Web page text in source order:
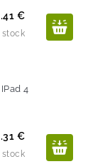
Prix
€
stock
4
Prix
€
stock